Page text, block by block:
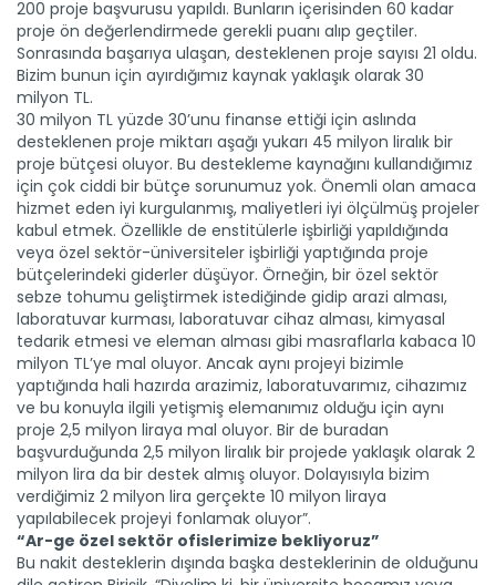
200 proje başvurusu yapıldı. Bunların içerisinden 60 kadar
proje ön değerlendirmede gerekli puanı alıp geçtiler.
Sonrasında başarıya ulaşan, desteklenen proje sayısı 21 oldu.
Bizim bunun için ayırdığımız kaynak yaklaşık olarak 30
milyon TL.
30 milyon TL yüzde 30’unu finanse ettiği için aslında
desteklenen proje miktarı aşağı yukarı 45 milyon liralık bir
proje bütçesi oluyor. Bu destekleme kaynağını kullandığımız
için çok ciddi bir bütçe sorunumuz yok. Önemli olan amaca
hizmet eden iyi kurgulanmış, maliyetleri iyi ölçülmüş projeler
kabul etmek. Özellikle de enstitülerle işbirliği yapıldığında
veya özel sektör-üniversiteler işbirliği yaptığında proje
bütçelerindeki giderler düşüyor. Örneğin, bir özel sektör
sebze tohumu geliştirmek istediğinde gidip arazi alması,
laboratuvar kurması, laboratuvar cihaz alması, kimyasal
tedarik etmesi ve eleman alması gibi masraflarla kabaca 10
milyon TL’ye mal oluyor. Ancak aynı projeyi bizimle
yaptığında hali hazırda arazimiz, laboratuvarımız, cihazımız
ve bu konuyla ilgili yetişmiş elemanımız olduğu için aynı
proje 2,5 milyon liraya mal oluyor. Bir de buradan
başvurduğunda 2,5 milyon liralık bir projede yaklaşık olarak 2
milyon lira da bir destek almış oluyor. Dolayısıyla bizim
verdiğimiz 2 milyon lira gerçekte 10 milyon liraya
yapılabilecek projeyi fonlamak oluyor”.
“Ar-ge özel sektör ofislerimize bekliyoruz”
Bu nakit desteklerin dışında başka desteklerinin de olduğunu